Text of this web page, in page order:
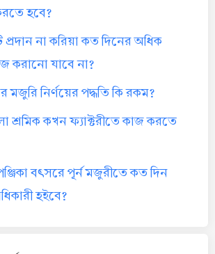
হবে?
প্রদান না করিয়া কত দিনের অধিক
করানো যাবে না?
মজুরি নির্ণয়ের পদ্ধতি কি রকম?
শ্রমিক কখন ফ্যাক্টরীতে কাজ করতে
বৎসরে পূর্ন মজুরীতে কত দিন
হইবে?